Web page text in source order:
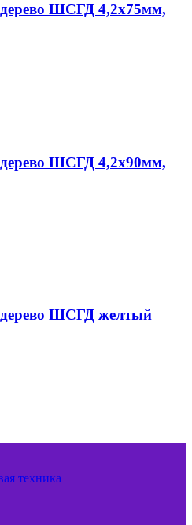
ШСГД 4,2х75мм,
ШСГД 4,2х90мм,
дерево ШСГД желтый
техника